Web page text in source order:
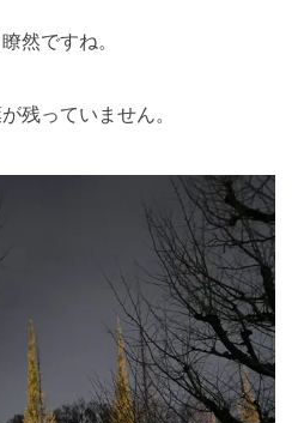
然ですね。
残っていません。